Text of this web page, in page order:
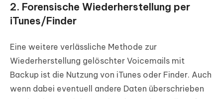
2. Forensische Wiederherstellung per
iTunes/Finder
Eine weitere verlässliche Methode zur
Wiederherstellung gelöschter Voicemails mit
Backup ist die Nutzung von iTunes oder Finder. Auch
wenn dabei eventuell andere Daten überschrieben